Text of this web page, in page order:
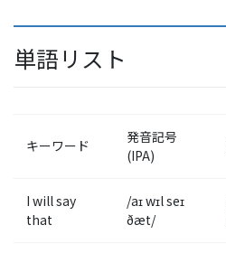
単語リスト
キーワード
発音記号
(IPA)
I will say
that
/aɪ wɪl seɪ
ðæt/